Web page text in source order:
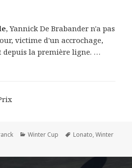
, Yannick De Brabander n'a pas
victime d'un accrochage,
depuis la première ligne. …
Catégories
Winter Cup
Mots-
Lonato,Winter